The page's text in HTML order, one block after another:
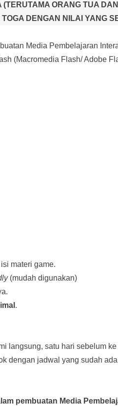
ORANG TUA
DENGAN NILAI YANG
Media Pembelajaran
(Macromedia Flash/ Adobe
materi game.
(mudah digunakan)
.
langsung, satu hari sebelum
dengan jadwal yang sudah
pembuatan Media